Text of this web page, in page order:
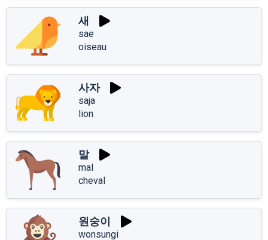
새
sae
oiseau
사자
saja
lion
말
mal
cheval
원숭이
wonsungi